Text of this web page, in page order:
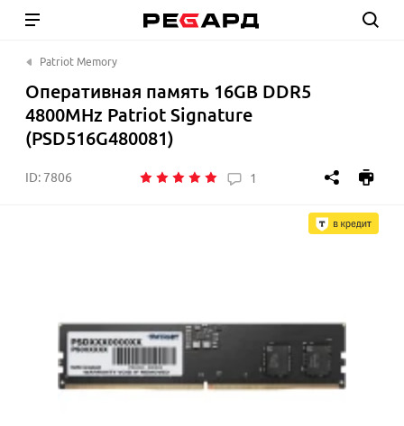
Patriot Memory
Оперативная память 16GB DDR5
4800MHz Patriot Signature
(PSD516G480081)
ID: 7806 1